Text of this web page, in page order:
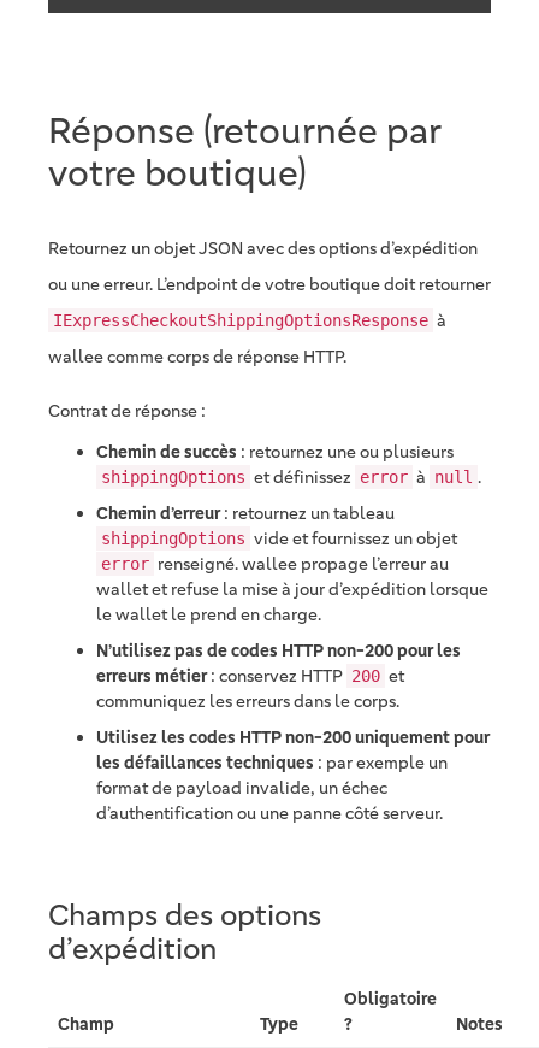
Réponse (retournée par
votre boutique)
Retournez un objet JSON avec des options d’expédition
ou une erreur. L’endpoint de votre boutique doit retourner
IExpressCheckoutShippingOptionsResponse à
wallee comme corps de réponse HTTP.
Contrat de réponse :
Chemin de succès : retournez une ou plusieurs
shippingOptions et définissez error à null .
Chemin d’erreur: retournez un tableau
shippingOptions vide et fournissez un objet
error renseigné. wallee propage l’erreur au
wallet et refuse la mise à jour d’expédition lorsque
le wallet le prend en charge.
N’utilisez pas de codes HTTP non-200 pour les
erreurs métier: conservez HTTP 200 et
communiquez les erreurs dans le corps.
Utilisez les codes HTTP non-200 uniquement pour
les défaillances techniques : par exemple un
format de payload invalide, un échec
d’authentification ou une panne côté serveur.
Champs des options
d’expédition
Champ Type
Obligatoire
?
Notes